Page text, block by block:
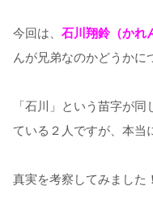
今回は、 石川翔鈴（かれ
んが兄弟なのかどうかに
「石川」という苗字が
ている２人ですが、本当
真実を考察してみました！